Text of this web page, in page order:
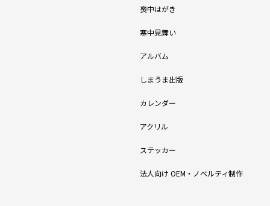
喪中はがき
寒中見舞い
アルバム
しまうま出版
カレンダー
アクリル
ステッカー
法人向け OEM・ノベルティ制作